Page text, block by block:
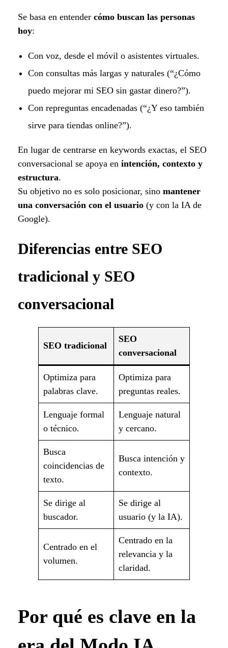
Se basa en entender cómo buscan las personas
hoy:
Con voz, desde el móvil o asistentes virtuales.
Con consultas más largas y naturales (“¿Cómo
puedo mejorar mi SEO sin gastar dinero?”).
Con repreguntas encadenadas (“¿Y eso también
sirve para tiendas online?”).
En lugar de centrarse en keywords exactas, el SEO
conversacional se apoya en intención, contexto y
estructura.
Su objetivo no es solo posicionar, sino mantener
una conversación con el usuario (y con la IA de
Google).
Diferencias entre SEO
tradicional y SEO
conversacional
SEO tradicional
SEO
conversacional
Optimiza para
palabras clave.
Optimiza para
preguntas reales.
Lenguaje formal
o técnico.
Lenguaje natural
y cercano.
Busca
coincidencias de
texto.
Busca intención y
contexto.
Se dirige al
buscador.
Se dirige al
usuario (y la IA).
Centrado en el
volumen.
Centrado en la
relevancia y la
claridad.
Por qué es clave en la